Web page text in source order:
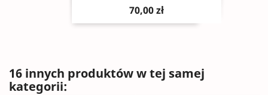
70,00 zł
16 innych produktów w tej samej
kategorii: